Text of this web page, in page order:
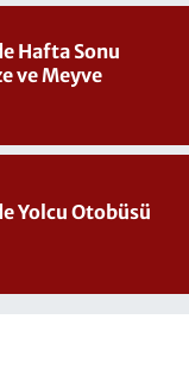
Hafta Sonu
ve Meyve
Yolcu Otobüsü